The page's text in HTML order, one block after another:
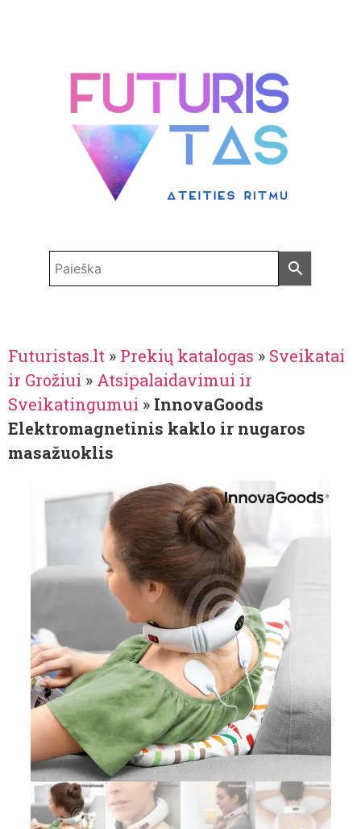
Futuristas.lt » Prekių katalogas » Sveikatai
ir Grožiui » Atsipalaidavimui ir
Sveikatingumui » InnovaGoods
Elektromagnetinis kaklo ir nugaros
masažuoklis